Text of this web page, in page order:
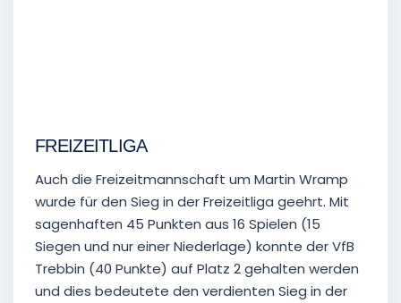
FREIZEITLIGA
Auch die Freizeitmannschaft um Martin Wramp
wurde für den Sieg in der Freizeitliga geehrt. Mit
sagenhaften 45 Punkten aus 16 Spielen (15
Siegen und nur einer Niederlage) konnte der VfB
Trebbin (40 Punkte) auf Platz 2 gehalten werden
und dies bedeutete den verdienten Sieg in der